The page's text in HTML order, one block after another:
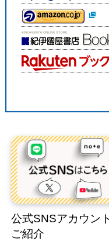
公式SNSアカウン
ご紹介